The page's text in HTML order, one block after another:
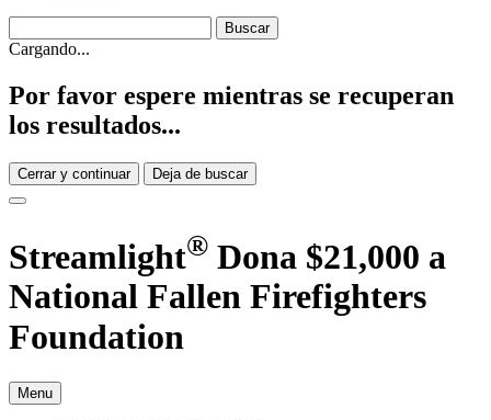
Cargando...
Por favor espere mientras se recuperan
los resultados...
Cerrar y continuar Deja de buscar
Streamlight® Dona $21,000 a
National Fallen Firefighters
Foundation
Menu